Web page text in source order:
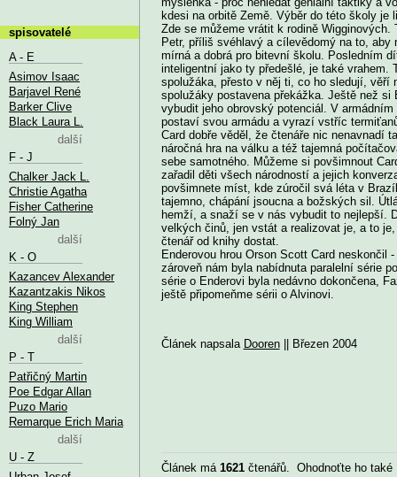
kdesi na orbitě Země. Výběr do této školy je
Zde se můžeme vrátit k rodině
Petr, příliš svéhlavý a cílevědomý na to,
mírná a dobrá pro bitevní školu. Posledním
inteligentní jako ty předešlé, je také vrahem.
spolužáka, přesto v něj ti, co ho sledují, věří
spolužáky postavena překážka. Ještě než
vybudit jeho obrovský potenciál. V
postaví svou armádu a vyrazí vstříc
Card dobře věděl, že čtenáře nic nenavnadí
náročná hra na válku a též tajemná
sebe samotného. Můžeme si povšimnout
zařadil děti všech národností a jejich
povšimnete míst, kde zúročil svá léta v
tajemno, chápání jsoucna a božských sil.
hemží, a snaží se v nás vybudit to nejlepší.
velkých činů, jen vstát a realizovat je, a to
čtenář od knihy dostat.
Enderovou hrou Orson Scott Card
zároveň nám byla nabídnuta paralelní série
série o Enderovi byla nedávno dokončena,
ještě připomeňme sérii o Alvinovi.
Článek napsala Dooren|| Březen 2004
Článek má 1621čtenářů. Ohodnoťte ho
spisovatelé
A - E
Asimov Isaac
Barjavel René
Barker Clive
Black Laura L.
další
F - J
Chalker Jack L.
Christie Agatha
Fisher Catherine
Folný Jan
další
K - O
Kazancev Alexander
Kazantzakis Nikos
King Stephen
King William
další
P - T
Patřičný Martin
Poe Edgar Allan
Puzo Mario
Remarque Erich Maria
další
U - Z